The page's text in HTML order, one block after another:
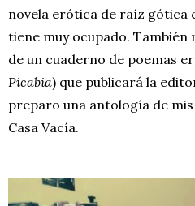
novela erótica de raíz gótica
tiene muy ocupado. También
de un cuaderno de poemas
Picabia) que publicará la
preparo una antología de
Casa Vacía.